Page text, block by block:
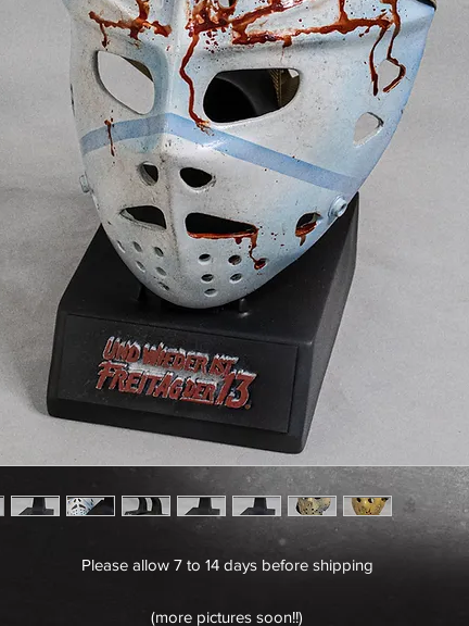
Please allow 7 to 14 days before shipping
(more pictures soon!!)